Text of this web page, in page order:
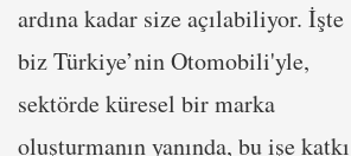
ardına kadar size açılabiliyor. İşte
biz Türkiye’nin Otomobili'yle,
sektörde küresel bir marka
oluşturmanın yanında, bu işe katkı